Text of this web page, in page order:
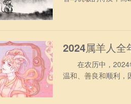
2024属羊人全
在农历中，2024
温和、善良和顺利，